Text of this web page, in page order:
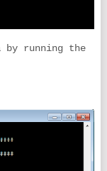
running the